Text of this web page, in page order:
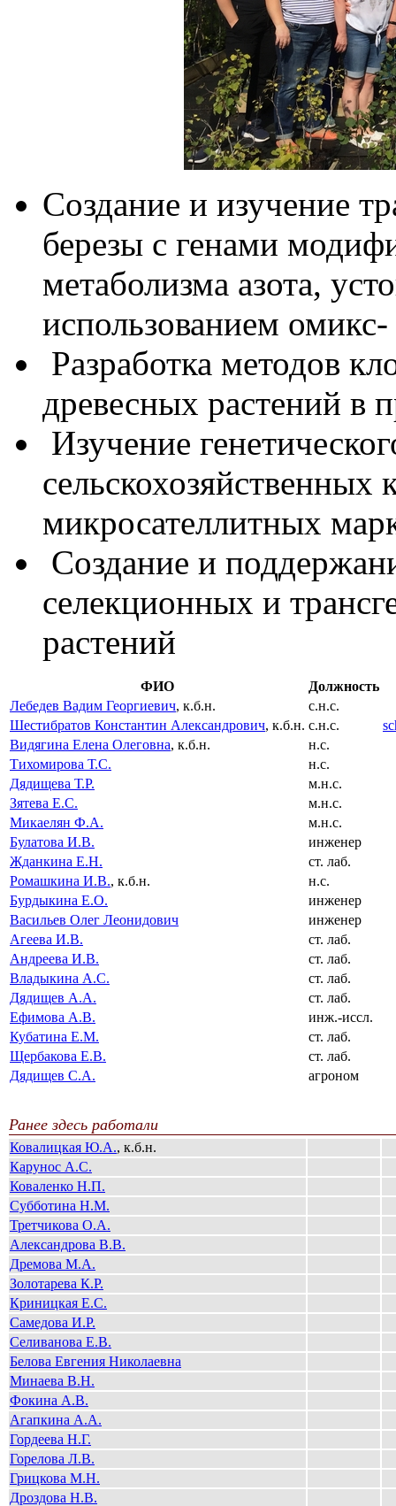
Создание и изучение
березы с генами
метаболизма азота,
использованием
Разработка методов
древесных растений
Изучение
микросателлитных
Создание и
селекционных и
растений
ФИО
Должность
Лебедев Вадим Георгиевич, к.б.н.
с.н.с.
Шестибратов Константин Александрович, к.б.н. с.н.с.
Видягина Елена Олеговна, к.б.н.
н.с.
Тихомирова Т.С.
н.с.
Дядищева Т.Р.
м.н.с.
Зятева Е.С.
м.н.с.
Микаелян Ф.А.
м.н.с.
Булатова И.В.
инженер
Жданкина Е.Н.
ст. лаб.
Ромашкина И.В., к.б.н.
н.с.
Бурдыкина Е.О.
инженер
Васильев Олег Леонидович
инженер
Агеева И.В.
ст. лаб.
Андреева И.В.
ст. лаб.
Владыкина А.С.
ст. лаб.
Дядищев А.А.
ст. лаб.
Ефимова А.В.
инж.-иссл.
Кубатина Е.М.
ст. лаб.
Щербакова Е.В.
ст. лаб.
Дядищев С.А.
агроном
Ранее здесь работали
Ковалицкая Ю.А., к.б.н.
Карунос А.С.
Коваленко Н.П.
Субботина Н.М.
Третчикова О.А.
Александрова В.В.
Дремова М.А.
Золотарева К.Р.
Криницкая Е.С.
Самедова И.Р.
Селиванова Е.В.
Белова Евгения Николаевна
Минаева В.Н.
Фокина А.В.
Агапкина А.А.
Гордеева Н.Г.
Горелова Л.В.
Грицкова М.Н.
Дроздова Н.В.